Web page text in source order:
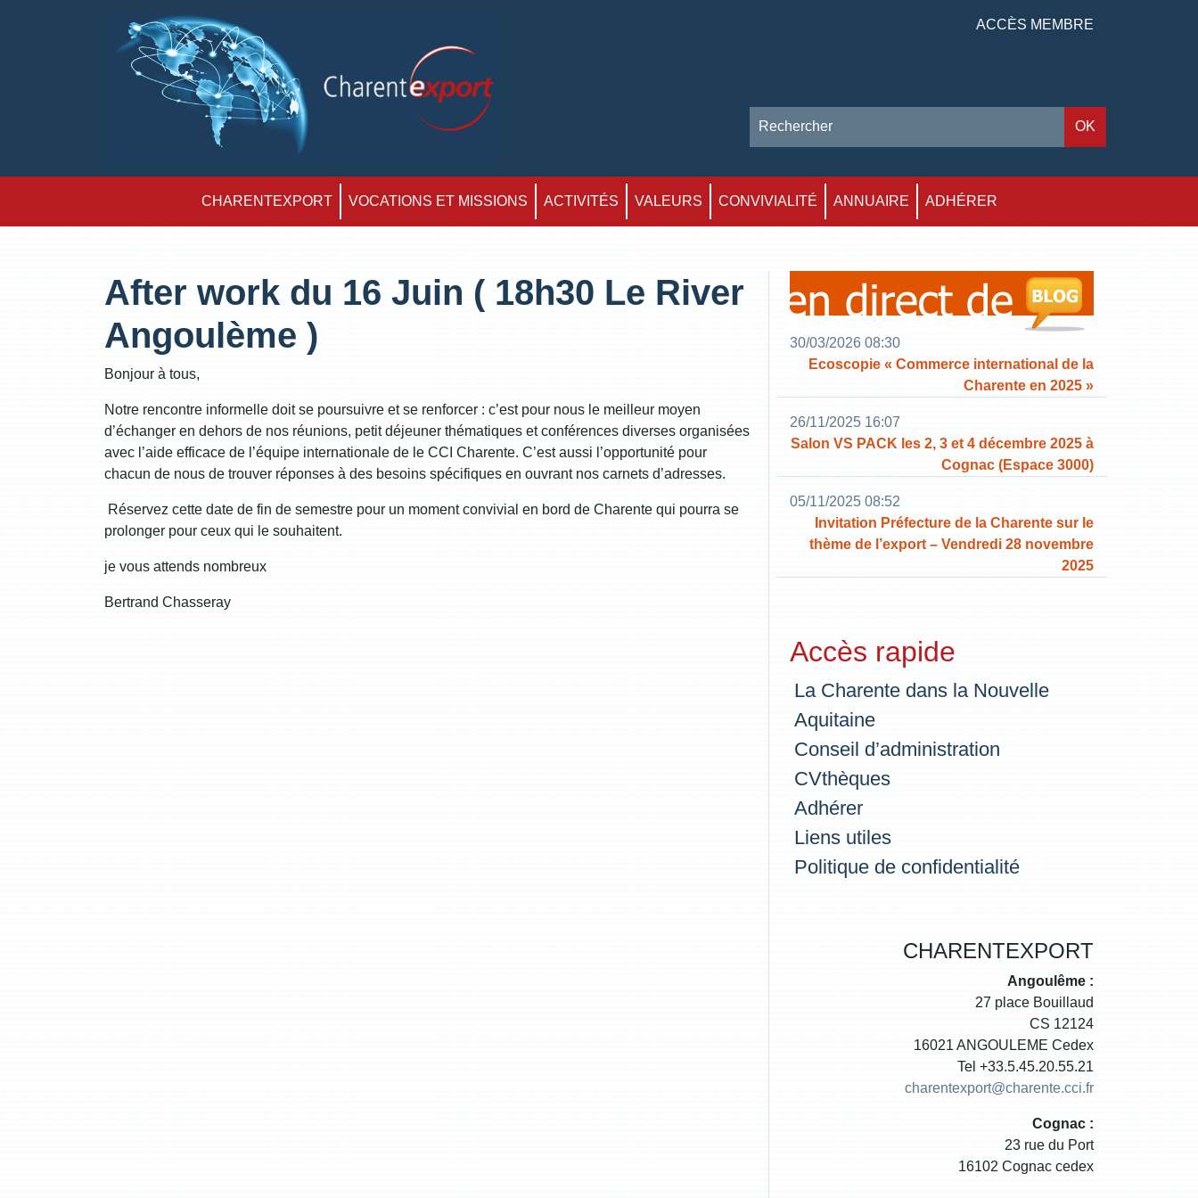
ACCÈS MEMBRE
CHARENTEXPORT VOCATIONS ET MISSIONS ACTIVITÉS VALEURS CONVIVIALITÉ ANNUAIRE ADHÉRER
After work du 16 Juin ( 18h30 Le River
Angoulème )
Bonjour à tous,
Notre rencontre informelle doit se poursuivre et se renforcer : c’est pour nous le meilleur moyen
d’échanger en dehors de nos réunions, petit déjeuner thématiques et conférences diverses organisées
avec l’aide efficace de l’équipe internationale de le CCI Charente. C’est aussi l’opportunité pour
chacun de nous de trouver réponses à des besoins spécifiques en ouvrant nos carnets d’adresses.
Réservez cette date de fin de semestre pour un moment convivial en bord de Charente qui pourra se
prolonger pour ceux qui le souhaitent.
je vous attends nombreux
Bertrand Chasseray
30/03/2026 08:30
Ecoscopie « Commerce international de la
Charente en 2025 »
26/11/2025 16:07
Salon VS PACK les 2, 3 et 4 décembre 2025 à
Cognac (Espace 3000)
05/11/2025 08:52
Invitation Préfecture de la Charente sur le
thème de l’export – Vendredi 28 novembre
2025
Accès rapide
La Charente dans la Nouvelle
Aquitaine
Conseil d’administration
CVthèques
Adhérer
Liens utiles
Politique de confidentialité
CHARENTEXPORT
Angoulême :
27 place Bouillaud
CS 12124
16021 ANGOULEME Cedex
Tel +33.5.45.20.55.21
charentexport@charente.cci.fr
Cognac :
23 rue du Port
16102 Cognac cedex